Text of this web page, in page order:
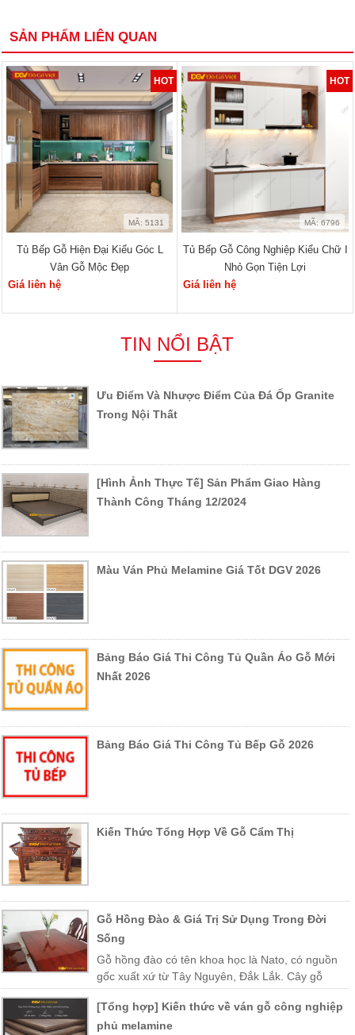
SẢN PHẨM LIÊN QUAN
HOT
MÃ: 5131
Tủ Bếp Gỗ Hiện Đại Kiểu Góc L
Vân Gỗ Mộc Đẹp
Giá liên hệ
HOT
MÃ: 6796
Tủ Bếp Gỗ Công Nghiệp Kiểu Chữ I
Nhỏ Gọn Tiện Lợi
Giá liên hệ
TIN NỔI BẬT
Ưu Điểm Và Nhược Điểm Của Đá Ốp Granite
Trong Nội Thất
[Hình Ảnh Thực Tế] Sản Phẩm Giao Hàng
Thành Công Tháng 12/2024
Màu Ván Phủ Melamine Giá Tốt DGV 2026
Bảng Báo Giá Thi Công Tủ Quần Áo Gỗ Mới
Nhất 2026
Bảng Báo Giá Thi Công Tủ Bếp Gỗ 2026
Kiến Thức Tổng Hợp Về Gỗ Cẩm Thị
Gỗ Hồng Đào & Giá Trị Sử Dụng Trong Đời
Sống
Gỗ hồng đào có tên khoa học là Nato, có nguồn
gốc xuất xứ từ Tây Nguyên, Đắk Lắk. Cây gỗ
được trồng nhiều ở các vùng miền Trung Việt Nam như Khánh Hòa,
Phú Yên, Lào, Campuchia…[Tổng hợp] Kiến thức về ván gỗ công nghiệp
phủ melamine